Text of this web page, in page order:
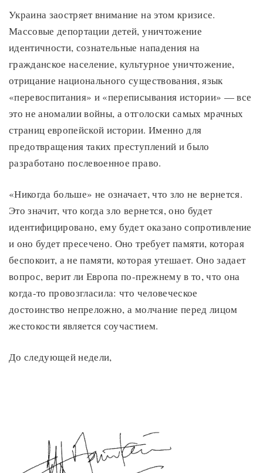
Украина заостряет внимание на этом кризисе.
Массовые депортации детей, уничтожение
идентичности, сознательные нападения на
гражданское население, культурное уничтожение,
отрицание национального существования, язык
«перевоспитания» и «переписывания истории» — все
это не аномалии войны, а отголоски самых мрачных
страниц европейской истории. Именно для
предотвращения таких преступлений и было
разработано послевоенное право.
«Никогда больше» не означает, что зло не вернется.
Это значит, что когда зло вернется, оно будет
идентифицировано, ему будет оказано сопротивление
и оно будет пресечено. Оно требует памяти, которая
беспокоит, а не памяти, которая утешает. Оно задает
вопрос, верит ли Европа по-прежнему в то, что она
когда-то провозгласила: что человеческое
достоинство непреложно, а молчание перед лицом
жестокости является соучастием.
До следующей недели,